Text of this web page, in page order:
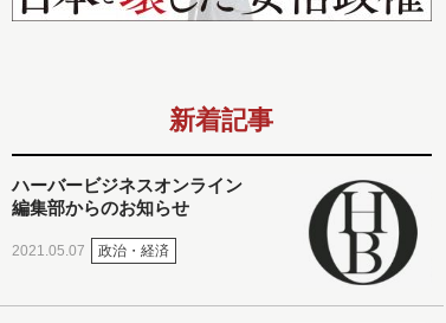
新着記事
ハーバービジネスオンライン
編集部からのお知らせ
2021.05.07 政治・経済